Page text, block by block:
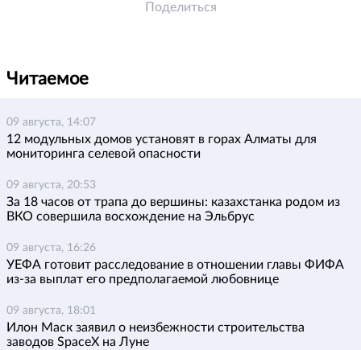
Поделиться
Читаемое
09 августа, 14:07
12 модульных домов установят в горах Алматы для
мониторинга селевой опасности
09 августа, 20:53
За 18 часов от трапа до вершины: казахстанка родом из
ВКО совершила восхождение на Эльбрус
09 августа, 16:26
УЕФА готовит расследование в отношении главы ФИФА
из-за выплат его предполагаемой любовнице
09 августа, 18:01
Илон Маск заявил о неизбежности строительства
заводов SpaceX на Луне